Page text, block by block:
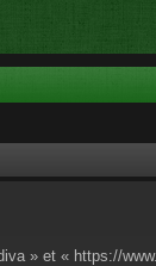
» et « https://